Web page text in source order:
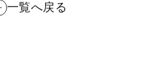
一覧へ戻る